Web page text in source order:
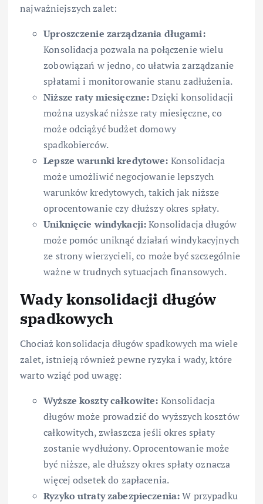
najważniejszych zalet:
Uproszczenie zarządzania długami:
Konsolidacja pozwala na połączenie wielu
zobowiązań w jedno, co ułatwia zarządzanie
spłatami i monitorowanie stanu zadłużenia.
Niższe raty miesięczne:Dzięki konsolidacji
można uzyskać niższe raty miesięczne, co
może odciążyć budżet domowy
spadkobierców.
Lepsze warunki kredytowe: Konsolidacja
może umożliwić negocjowanie lepszych
warunków kredytowych, takich jak niższe
oprocentowanie czy dłuższy okres spłaty.
Uniknięcie windykacji:Konsolidacja długów
może pomóc uniknąć działań windykacyjnych
ze strony wierzycieli, co może być szczególnie
ważne w trudnych sytuacjach finansowych.
Wady konsolidacji długów
spadkowych
Chociaż konsolidacja długów spadkowych ma wiele
zalet, istnieją również pewne ryzyka i wady, które
warto wziąć pod uwagę:
Wyższe koszty całkowite: Konsolidacja
długów może prowadzić do wyższych kosztów
całkowitych, zwłaszcza jeśli okres spłaty
zostanie wydłużony. Oprocentowanie może
być niższe, ale dłuższy okres spłaty oznacza
więcej odsetek do zapłacenia.
Ryzyko utraty zabezpieczenia:W przypadku